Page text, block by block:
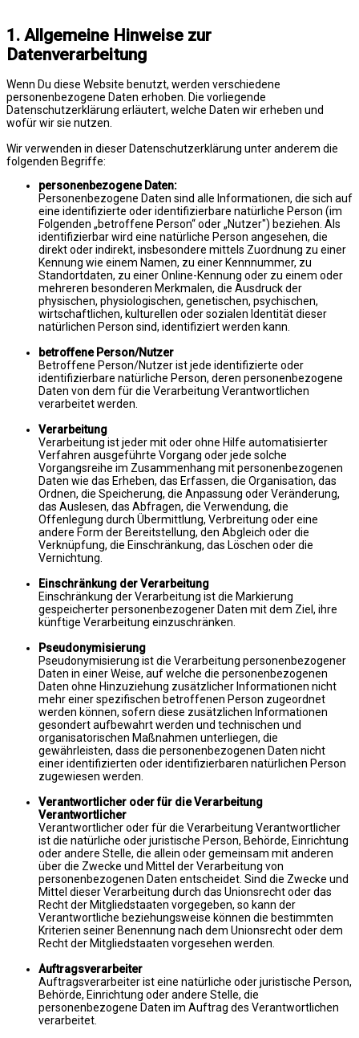
1. Allgemeine Hinweise zur
Datenverarbeitung
Wenn Du diese Website benutzt, werden verschiedene
personenbezogene Daten erhoben. Die vorliegende
Datenschutzerklärung erläutert, welche Daten wir erheben und
wofür wir sie nutzen.
Wir verwenden in dieser Datenschutzerklärung unter anderem die
folgenden Begriffe:
personenbezogene Daten:
Personenbezogene Daten sind alle Informationen, die sich auf
eine identifizierte oder identifizierbare natürliche Person (im
Folgenden „betroffene Person“ oder „Nutzer") beziehen. Als
identifizierbar wird eine natürliche Person angesehen, die
direkt oder indirekt, insbesondere mittels Zuordnung zu einer
Kennung wie einem Namen, zu einer Kennnummer, zu
Standortdaten, zu einer Online-Kennung oder zu einem oder
mehreren besonderen Merkmalen, die Ausdruck der
physischen, physiologischen, genetischen, psychischen,
wirtschaftlichen, kulturellen oder sozialen Identität dieser
natürlichen Person sind, identifiziert werden kann.
betroffene Person/Nutzer
Betroffene Person/Nutzer ist jede identifizierte oder
identifizierbare natürliche Person, deren personenbezogene
Daten von dem für die Verarbeitung Verantwortlichen
verarbeitet werden.
Verarbeitung
Verarbeitung ist jeder mit oder ohne Hilfe automatisierter
Verfahren ausgeführte Vorgang oder jede solche
Vorgangsreihe im Zusammenhang mit personenbezogenen
Daten wie das Erheben, das Erfassen, die Organisation, das
Ordnen, die Speicherung, die Anpassung oder Veränderung,
das Auslesen, das Abfragen, die Verwendung, die
Offenlegung durch Übermittlung, Verbreitung oder eine
andere Form der Bereitstellung, den Abgleich oder die
Verknüpfung, die Einschränkung, das Löschen oder die
Vernichtung.
Einschränkung der Verarbeitung
Einschränkung der Verarbeitung ist die Markierung
gespeicherter personenbezogener Daten mit dem Ziel, ihre
künftige Verarbeitung einzuschränken.
Pseudonymisierung
Pseudonymisierung ist die Verarbeitung personenbezogener
Daten in einer Weise, auf welche die personenbezogenen
Daten ohne Hinzuziehung zusätzlicher Informationen nicht
mehr einer spezifischen betroffenen Person zugeordnet
werden können, sofern diese zusätzlichen Informationen
gesondert aufbewahrt werden und technischen und
organisatorischen Maßnahmen unterliegen, die
gewährleisten, dass die personenbezogenen Daten nicht
einer identifizierten oder identifizierbaren natürlichen Person
zugewiesen werden.
Verantwortlicher oder für die Verarbeitung
Verantwortlicher
Verantwortlicher oder für die Verarbeitung Verantwortlicher
ist die natürliche oder juristische Person, Behörde, Einrichtung
oder andere Stelle, die allein oder gemeinsam mit anderen
über die Zwecke und Mittel der Verarbeitung von
personenbezogenen Daten entscheidet. Sind die Zwecke und
Mittel dieser Verarbeitung durch das Unionsrecht oder das
Recht der Mitgliedstaaten vorgegeben, so kann der
Verantwortliche beziehungsweise können die bestimmten
Kriterien seiner Benennung nach dem Unionsrecht oder dem
Recht der Mitgliedstaaten vorgesehen werden.
Auftragsverarbeiter
Auftragsverarbeiter ist eine natürliche oder juristische Person,
Behörde, Einrichtung oder andere Stelle, die
personenbezogene Daten im Auftrag des Verantwortlichen
verarbeitet.